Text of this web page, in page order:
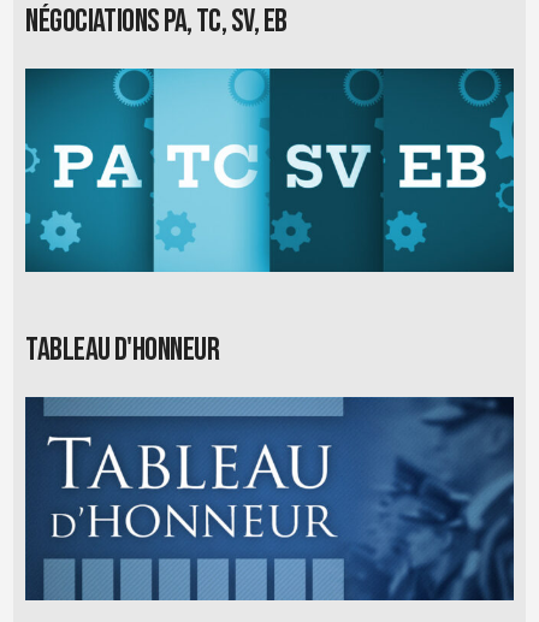
Négociations PA, TC, SV, EB
Tableau d'honneur